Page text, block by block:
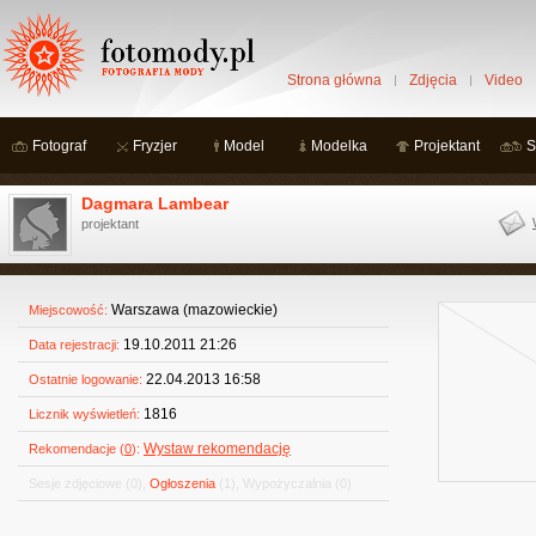
Strona główna Zdjęcia Video
Fotograf Fryzjer Model Modelka Projektant
Dagmara Lambear
projektant
Miejscowość: Warszawa (mazowieckie)
Data rejestracji: 19.10.2011 21:26
Ostatnie logowanie: 22.04.2013 16:58
Licznik wyświetleń: 1816
Rekomendacje (0): Wystaw rekomendację
Sesje zdjęciowe (0) Ogłoszenia (1) Wypożyczalnia (0)